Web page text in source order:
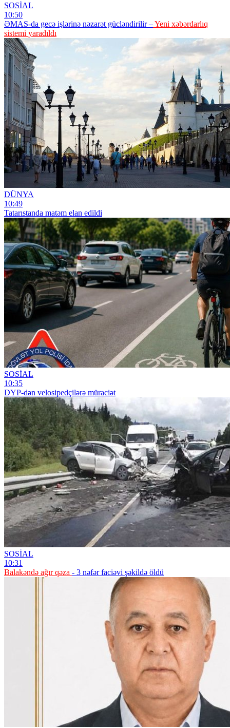
SOSİAL
10:50
ƏMAS-da gecə işlərinə nəzarət gücləndirilir –Yeni xəbərdarlıq
sistemi yaradıldı
DÜNYA
10:49
Tatarıstanda matəm elan edildi
SOSİAL
10:35
DYP-dən velosipedçilərə müraciət
SOSİAL
10:31
Balakəndə ağır qəza - 3 nəfər faciəvi şəkildə öldü